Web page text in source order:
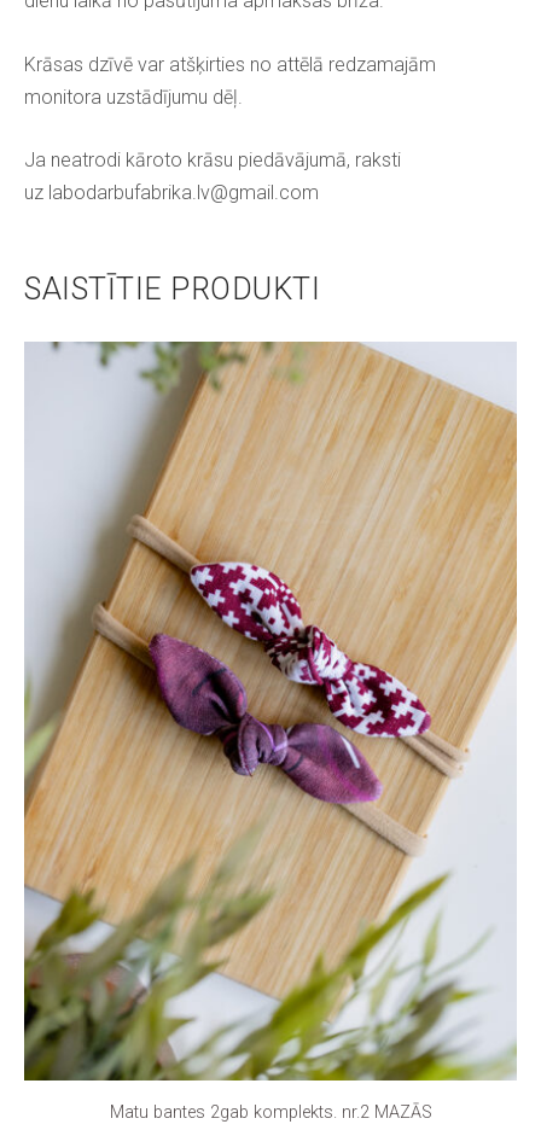
Krāsas dzīvē var atšķirties no attēlā redzamajām
monitora uzstādījumu dēļ.
Ja neatrodi kāroto krāsu piedāvājumā, raksti
uz labodarbufabrika.lv@gmail.com
SAISTĪTIE PRODUKTI
Matu bantes 2gab komplekts. nr.2 MAZĀS